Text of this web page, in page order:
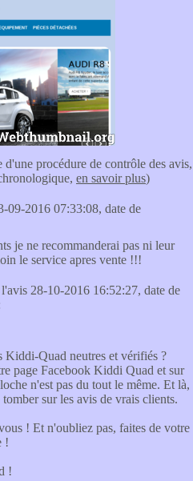
procédure de contrôle des avis,
en savoir plus)
09-2016 07:33:08, date de
je ne recommanderai pas ni leur
le service apres vente !!!
l'avis 28-10-2016 16:52:27, date de
Kiddi-Quad neutres et vérifiés ?
page Facebook Kiddi Quad et sur
n'est pas du tout le même. Et là,
sur les avis de vrais clients.
! Et n'oubliez pas, faites de votre
!
!